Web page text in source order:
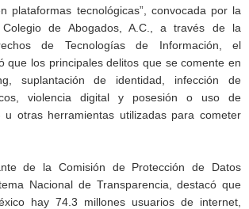
plataformas tecnológicas”, convocada por la
de Abogados, A.C., a través de la
de Tecnologías de Información, el
que los principales delitos que se comente en
suplantación de identidad, infección de
violencia digital y posesión o uso de
u otras herramientas utilizadas para cometer
de la Comisión de Protección de Datos
Nacional de Transparencia, destacó que
hay 74.3 millones usuarios de internet,